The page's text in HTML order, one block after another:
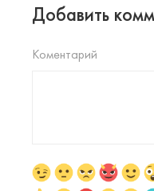
Добавить
Коментарий